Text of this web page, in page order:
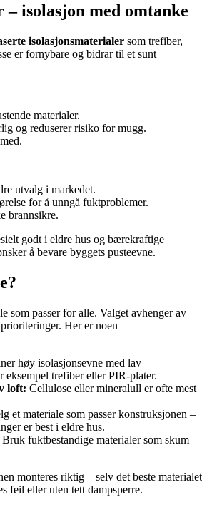
isolasjon med omtanke
isolasjonsmaterialer som trefiber,
er fornybare og bidrar til et sunt
materialer.
og reduserer risiko for mugg.
utvalg i markedet.
for å unngå fuktproblemer.
brannsikre.
godt i eldre hus og bærekraftige
å bevare byggets pusteevne.
som passer for alle. Valget avhenger av
Her er noen
høy isolasjonsevne med lav
eksempel trefiber eller PIR-plater.
loft: Cellulose eller mineralull er ofte mest
et materiale som passer konstruksjonen –
er best i eldre hus.
Bruk fuktbestandige materialer som skum
monteres riktig – selv det beste materialet
feil eller uten tett dampsperre.